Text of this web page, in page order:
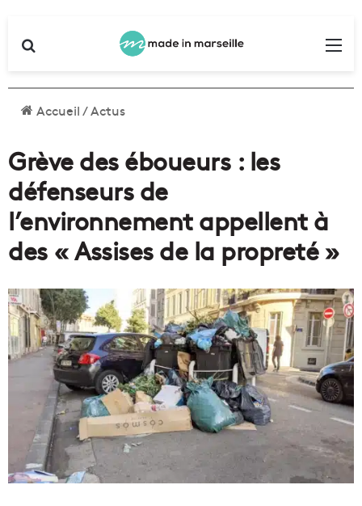
Accueil/Actus
Grève des éboueurs : les
défenseurs de
l’environnement appellent à
des « Assises de la propreté »